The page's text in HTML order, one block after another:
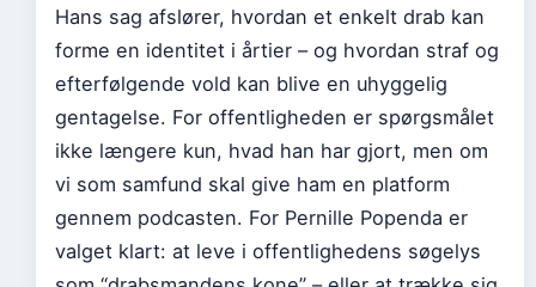
Hans sag afslører, hvordan et enkelt drab kan
forme en identitet i årtier – og hvordan straf og
efterfølgende vold kan blive en uhyggelig
gentagelse. For offentligheden er spørgsmålet
ikke længere kun, hvad han har gjort, men om
vi som samfund skal give ham en platform
gennem podcasten. For Pernille Popenda er
valget klart: at leve i offentlighedens søgelys